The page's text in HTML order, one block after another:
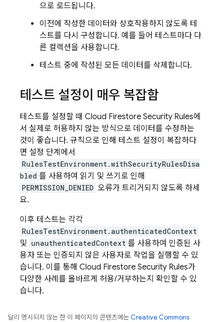
으로 로드됩니다.
이전에 작성한 데이터와 상호작용하지 않도록 테
스트를 다시 구성합니다. 예를 들어 테스트마다 다
른 컬렉션을 사용합니다.
테스트 중에 작성된 모든 데이터를 삭제합니다.
테스트 설정이 매우 복잡함
테스트를 설정할 때 Cloud Firestore Security Rules에
서 실제로 허용하지 않는 방식으로 데이터를 수정하는
것이 좋습니다. 규칙으로 인해 테스트 설정이 복잡하다
면 설정 단계에서
RulesTestEnvironment.withSecurityRulesDisa
bled 를 사용하여 읽기 및 쓰기로 인해
PERMISSION_DENIED 오류가 트리거되지 않도록 하세
요.
이후 테스트는 각각
RulesTestEnvironment.authenticatedContext
및 unauthenticatedContext 를 사용하여 인증된 사
용자 또는 인증되지 않은 사용자로 작업을 실행할 수 있
습니다. 이를 통해 Cloud Firestore Security Rules가
다양한 사례를 올바르게 허용/거부하는지 확인할 수 있
습니다.
달리 명시되지 않는 한 이 페이지의 콘텐츠에는 Creative Commons